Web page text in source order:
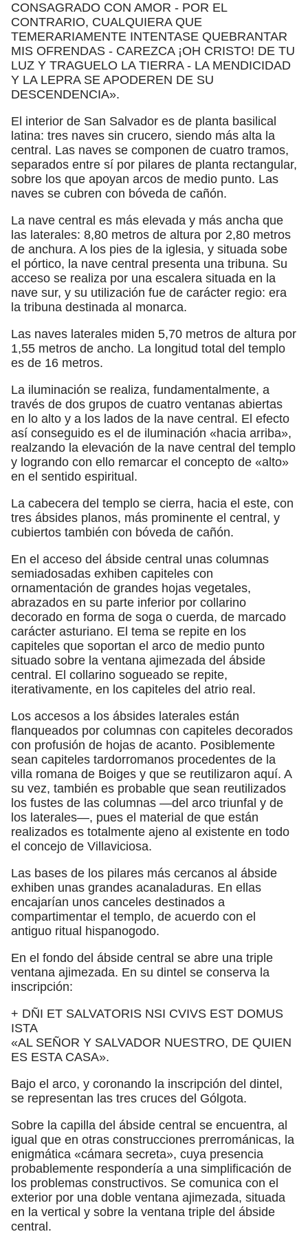
CONSAGRADO CON AMOR - POR EL
CONTRARIO, CUALQUIERA QUE
TEMERARIAMENTE INTENTASE QUEBRANTAR
MIS OFRENDAS - CAREZCA ¡OH CRISTO! DE TU
LUZ Y TRAGUELO LA TIERRA - LA MENDICIDAD
Y LA LEPRA SE APODEREN DE SU
DESCENDENCIA».
El interior de San Salvador es de planta basilical
latina: tres naves sin crucero, siendo más alta la
central. Las naves se componen de cuatro tramos,
separados entre sí por pilares de planta rectangular,
sobre los que apoyan arcos de medio punto. Las
naves se cubren con bóveda de cañón.
La nave central es más elevada y más ancha que
las laterales: 8,80 metros de altura por 2,80 metros
de anchura. A los pies de la iglesia, y situada sobe
el pórtico, la nave central presenta una tribuna. Su
acceso se realiza por una escalera situada en la
nave sur, y su utilización fue de carácter regio: era
la tribuna destinada al monarca.
Las naves laterales miden 5,70 metros de altura por
1,55 metros de ancho. La longitud total del templo
es de 16 metros.
La iluminación se realiza, fundamentalmente, a
través de dos grupos de cuatro ventanas abiertas
en lo alto y a los lados de la nave central. El efecto
así conseguido es el de iluminación «hacia arriba»,
realzando la elevación de la nave central del templo
y logrando con ello remarcar el concepto de «alto»
en el sentido espiritual.
La cabecera del templo se cierra, hacia el este, con
tres ábsides planos, más prominente el central, y
cubiertos también con bóveda de cañón.
En el acceso del ábside central unas columnas
semiadosadas exhiben capiteles con
ornamentación de grandes hojas vegetales,
abrazados en su parte inferior por collarino
decorado en forma de soga o cuerda, de marcado
carácter asturiano. El tema se repite en los
capiteles que soportan el arco de medio punto
situado sobre la ventana ajimezada del ábside
central. El collarino sogueado se repite,
iterativamente, en los capiteles del atrio real.
Los accesos a los ábsides laterales están
flanqueados por columnas con capiteles decorados
con profusión de hojas de acanto. Posiblemente
sean capiteles tardorromanos procedentes de la
villa romana de Boiges y que se reutilizaron aquí. A
su vez, también es probable que sean reutilizados
los fustes de las columnas —del arco triunfal y de
los laterales—, pues el material de que están
realizados es totalmente ajeno al existente en todo
el concejo de Villaviciosa.
Las bases de los pilares más cercanos al ábside
exhiben unas grandes acanaladuras. En ellas
encajarían unos canceles destinados a
compartimentar el templo, de acuerdo con el
antiguo ritual hispanogodo.
En el fondo del ábside central se abre una triple
ventana ajimezada. En su dintel se conserva la
inscripción:
+ DÑI ET SALVATORIS NSI CVIVS EST DOMUS
ISTA
«AL SEÑOR Y SALVADOR NUESTRO, DE QUIEN
ES ESTA CASA».
Bajo el arco, y coronando la inscripción del dintel,
se representan las tres cruces del Gólgota.
Sobre la capilla del ábside central se encuentra, al
igual que en otras construcciones prerrománicas, la
enigmática «cámara secreta», cuya presencia
probablemente respondería a una simplificación de
los problemas constructivos. Se comunica con el
exterior por una doble ventana ajimezada, situada
en la vertical y sobre la ventana triple del ábside
central.